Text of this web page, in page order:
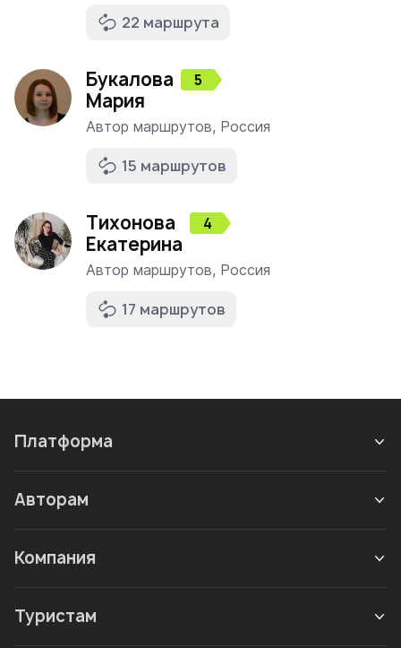
22 маршрута
Букалова
Мария
5
Автор маршрутов, Россия
15 маршрутов
Тихонова
Екатерина
4
Автор маршрутов, Россия
17 маршрутов
Платформа
Авторам
Компания
Туристам